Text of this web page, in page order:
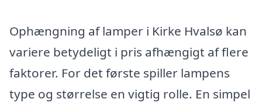
Ophængning af lamper i Kirke Hvalsø kan
variere betydeligt i pris afhængigt af flere
faktorer. For det første spiller lampens
type og størrelse en vigtig rolle. En simpel